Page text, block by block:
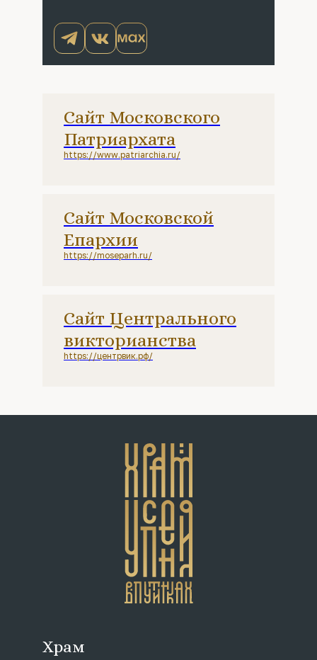
Сайт Центрального
викторианства
https://центрвик.рф/
Сайт Московской
Епархии
https://moseparh.ru/
Сайт Московского
Патриархата
https://www.patriarchia.ru/
Храм